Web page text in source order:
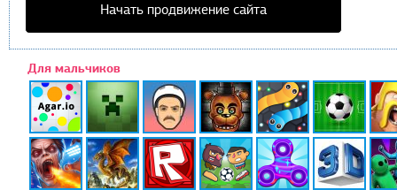
Начать продвижение сайта
Для мальчиков